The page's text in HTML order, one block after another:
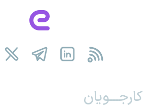
کارجـــویان